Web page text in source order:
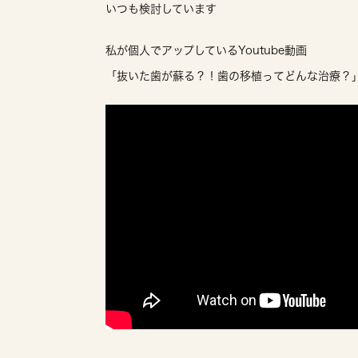
いつも検討しています
私が個人でアップしているYoutube動画
「抜いた歯が蘇る？！歯の移植ってどんな治療？